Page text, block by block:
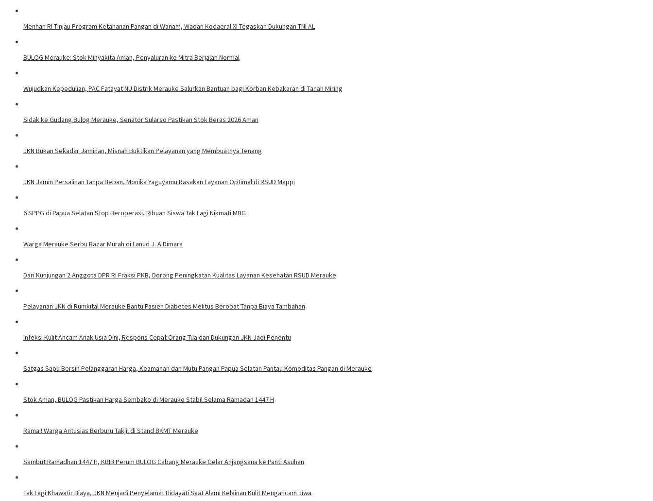
Menhan RI Tinjau Program Ketahanan Pangan di Wanam, Wadan Kodaeral XI Tegaskan Dukungan TNI AL
BULOG Merauke: Stok Minyakita Aman, Penyaluran ke Mitra Berjalan Normal
Wujudkan Kepedulian, PAC Fatayat NU Distrik Merauke Salurkan Bantuan bagi Korban Kebakaran di Tanah Miring
Sidak ke Gudang Bulog Merauke, Senator Sularso Pastikan Stok Beras 2026 Aman
JKN Bukan Sekadar Jaminan, Misnah Buktikan Pelayanan yang Membuatnya Tenang
JKN Jamin Persalinan Tanpa Beban, Monika Yaguyamu Rasakan Layanan Optimal di RSUD Mappi
6 SPPG di Papua Selatan Stop Beroperasi, Ribuan Siswa Tak Lagi Nikmati MBG
Warga Merauke Serbu Bazar Murah di Lanud J. A Dimara
Dari Kunjungan 2 Anggota DPR RI Fraksi PKB, Dorong Peningkatan Kualitas Layanan Kesehatan RSUD Merauke
Pelayanan JKN di Rumkital Merauke Bantu Pasien Diabetes Melitus Berobat Tanpa Biaya Tambahan
Infeksi Kulit Ancam Anak Usia Dini, Respons Cepat Orang Tua dan Dukungan JKN Jadi Penentu
Satgas Sapu Bersih Pelanggaran Harga, Keamanan dan Mutu Pangan Papua Selatan Pantau Komoditas Pangan di Merauke
Stok Aman, BULOG Pastikan Harga Sembako di Merauke Stabil Selama Ramadan 1447 H
Ramai! Warga Antusias Berburu Takjil di Stand BKMT Merauke
Sambut Ramadhan 1447 H, KBIB Perum BULOG Cabang Merauke Gelar Anjangsana ke Panti Asuhan
Tak Lagi Khawatir Biaya, JKN Menjadi Penyelamat Hidayati Saat Alami Kelainan Kulit Mengancam Jiwa